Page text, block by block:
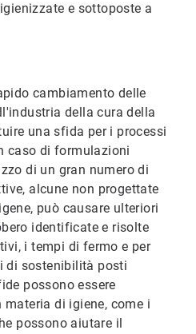
e sottoposte a
cambiamento delle
della cura della
una sfida per i processi
caso di formulazioni
di un gran numero di
alcune non progettate
può causare ulteriori
identificate e risolte
i tempi di fermo e per
di sostenibilità posti
possono essere
di igiene, come i
possono aiutare il